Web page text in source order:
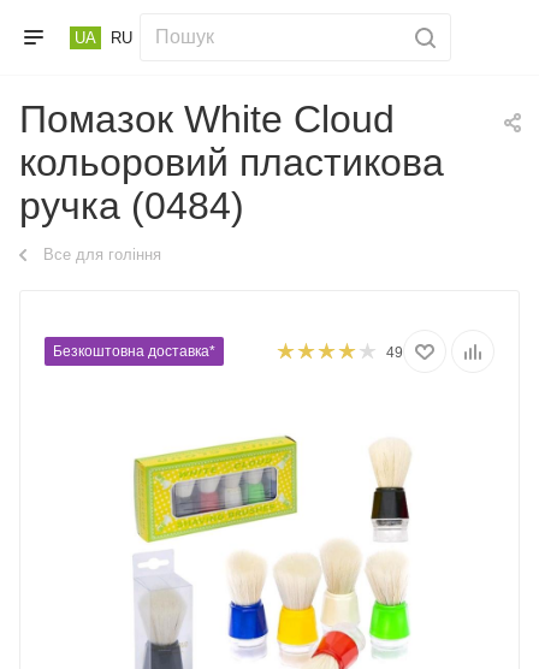
UA RU
Помазок White Cloud
кольоровий пластикова
ручка (0484)
Все для гоління
Безкоштовна доставка* 49